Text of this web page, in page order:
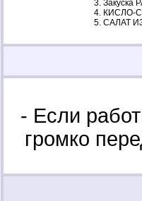
Закуска
КИСЛО-
САЛАТ
- Если
громко